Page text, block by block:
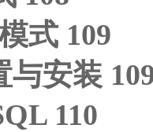
式 109
安装
110